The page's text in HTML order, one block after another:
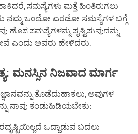
ಸಮಸ್ಯೆಗಳು ಮತ್ತೆ ಹಿಂತಿರುಗಲು
ನಮ್ಮ ಒಂದೋ ಎರಡೋ ಸಮಸ್ಯೆಗಳ ಬಗ್ಗೆ
ಹೊಸ ಸಮಸ್ಯೆಗಳನ್ನು ಸೃಷ್ಟಿಸುವುದನ್ನು
ಎಂದು ಅವರು ಹೇಳಿದರು.
: ಮನಸ್ಸಿನ ನಿಜವಾದ ಮಾರ್ಗ
ತೊಡೆದುಹಾಕಲು, ಅವುಗಳ
ನಾವು ಕಂಡುಹಿಡಿಯಬೇಕು:
ಒದ್ದಾಡುವ ಬದಲು